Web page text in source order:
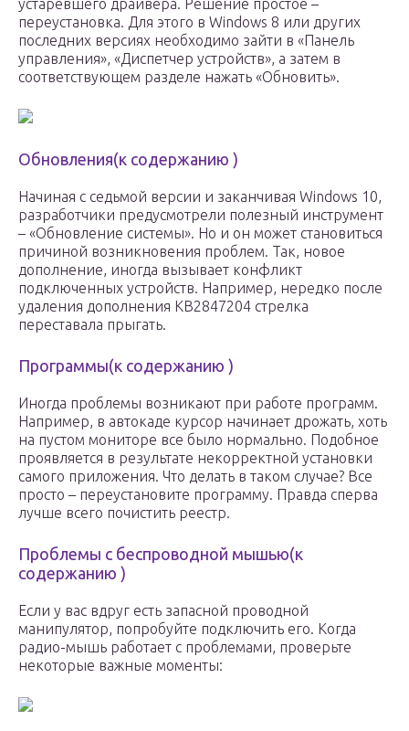
устаревшего драйвера. Решение простое –
переустановка. Для этого в Windows 8 или других
последних версиях необходимо зайти в «Панель
управления», «Диспетчер устройств», а затем в
соответствующем разделе нажать «Обновить».
Обновления(к содержанию )
Начиная с седьмой версии и заканчивая Windows 10,
разработчики предусмотрели полезный инструмент
– «Обновление системы». Но и он может становиться
причиной возникновения проблем. Так, новое
дополнение, иногда вызывает конфликт
подключенных устройств. Например, нередко после
удаления дополнения KB2847204 стрелка
переставала прыгать.
Программы(к содержанию )
Иногда проблемы возникают при работе программ.
Например, в автокаде курсор начинает дрожать, хоть
на пустом мониторе все было нормально. Подобное
проявляется в результате некорректной установки
самого приложения. Что делать в таком случае? Все
просто – переустановите программу. Правда сперва
лучше всего почистить реестр.
Проблемы с беспроводной мышью(к
содержанию )
Если у вас вдруг есть запасной проводной
манипулятор, попробуйте подключить его. Когда
радио-мышь работает с проблемами, проверьте
некоторые важные моменты: